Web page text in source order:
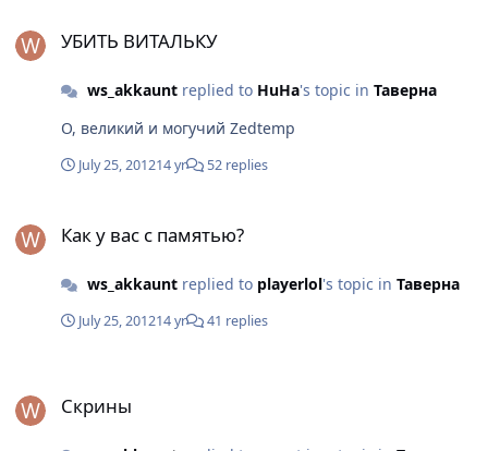
УБИТЬ ВИТАЛЬКУ
ws_akkauntreplied to HuHa's topic in Таверна
О, великий и могучий Zedtemp
July 25, 201214 yr 52 replies
Как у вас с памятью?
ws_akkauntreplied to playerlol's topic in Таверна
July 25, 201214 yr 41 replies
Скрины